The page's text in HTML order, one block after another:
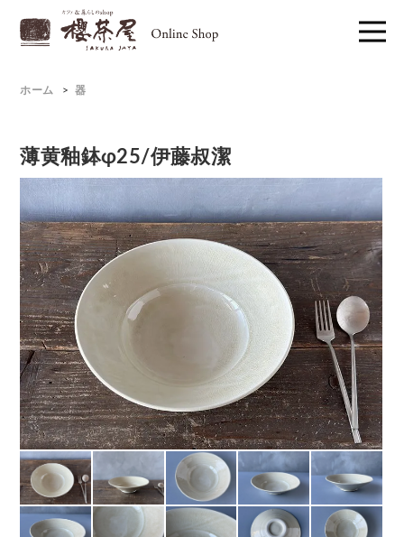
ホーム > 器
薄黄釉鉢φ25/伊藤叔潔